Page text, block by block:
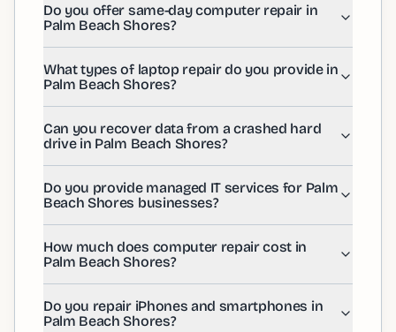
Yes! We provide same-day computer repair services
What types of laptop repair do you provide in Palm
We offer comprehensive laptop repair services in
Can you recover data from a crashed hard drive in
Absolutely! Our data recovery specialists in Palm
Do you provide managed IT services for Palm Beach
Yes, we offer comprehensive managed IT services
How much does computer repair cost in Palm Beach
Computer repair costs in Palm Beach Shores vary
Do you repair iPhones and smartphones in Palm
Yes! We provide iPhone repair and smartphone
Do you offer same-day computer repair in
Palm Beach Shores?
What types of laptop repair do you provide in
Palm Beach Shores?
Can you recover data from a crashed hard
drive in Palm Beach Shores?
Do you provide managed IT services for Palm
Beach Shores businesses?
How much does computer repair cost in
Palm Beach Shores?
Do you repair iPhones and smartphones in
Palm Beach Shores?